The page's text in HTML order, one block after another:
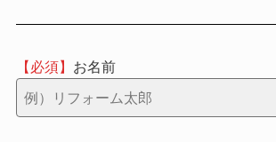
お名前